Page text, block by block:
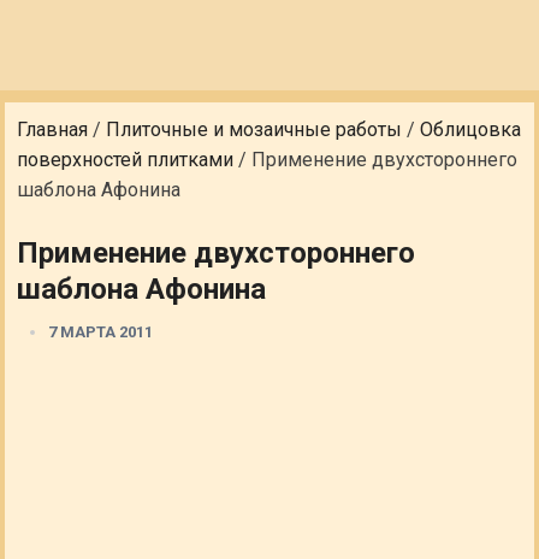
Главная / Плиточные и мозаичные работы /Облицовка
поверхностей плитками / Применение двухстороннего
шаблона Афонина
Применение двухстороннего
шаблона Афонина
7 МАРТА 2011